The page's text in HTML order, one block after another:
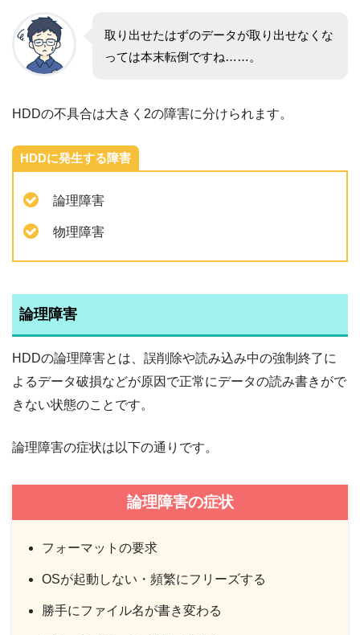
取り出せたはずのデータが取り出せなくな
っては本末転倒ですね……。
HDDの不具合は大きく2の障害に分けられます。
HDDに発生する障害
論理障害
物理障害
論理障害
HDDの論理障害とは、誤削除や読み込み中の強制終了に
よるデータ破損などが原因で正常にデータの読み書きがで
きない状態のことです。
論理障害の症状は以下の通りです。
論理障害の症状
フォーマットの要求
OSが起動しない・頻繁にフリーズする
勝手にファイル名が書き変わる